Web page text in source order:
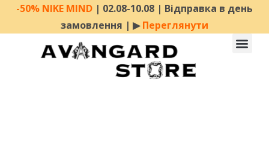
-50% NIKE MIND | 02.08-10.08 | Відправка в день
замовлення | ▶︎Переглянути